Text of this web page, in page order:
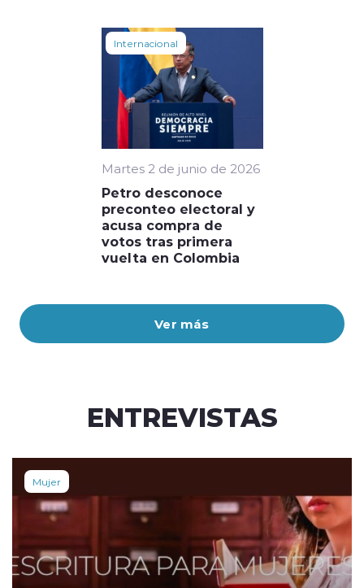
Ver más
Internacional
Martes 2 de junio de 2026
Petro desconoce
preconteo electoral y
acusa compra de
votos tras primera
vuelta en Colombia
ENTREVISTAS
Mujer